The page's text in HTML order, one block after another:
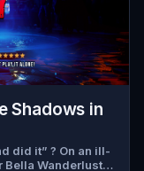
Shadows in
did it” ? On an ill-
Bella Wanderlust